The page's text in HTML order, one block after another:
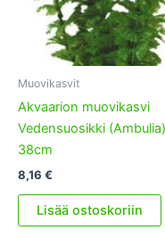
Muovikasvit
Akvaarion muovikasvi
Vedensuosikki (Ambulia)
38cm
8,16 €
Lisää ostoskoriin